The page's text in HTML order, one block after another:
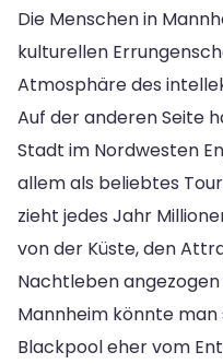
Die Menschen in
kulturellen
Atmosphäre des
Auf der anderen Seite
Stadt im Nordwesten
allem als beliebtes
zieht jedes Jahr
von der Küste, den
Nachtleben
Mannheim könnte man
Blackpool eher vom